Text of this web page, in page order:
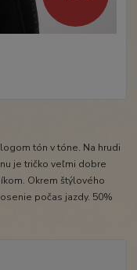
tón v tóne. Na hrudi
je tričko veľmi dobre
Okrem štýlového
počas jazdy. 50%